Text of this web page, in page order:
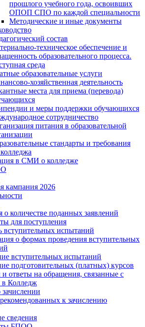
прошлого учебного года, освоивших
ОПОП СПО по каждой специальности
Методические и иные документы
состав
техническое обеспечение и
образовательного процесса.
среда
образовательные услуги
хозяйственная деятельность
места для приема (перевода)
и меры поддержки обучающихся
сотрудничество
питания в образовательной
стандарты и требования
в СМИ о колледже
кампания 2026
о количестве поданных заявлений
для поступления
вступительных испытаний
о формах проведения вступительных
вступительных испытаний
подготовительных (платных) курсов
ответы на обращения, связанные с
Колледж
к зачислению
сведения